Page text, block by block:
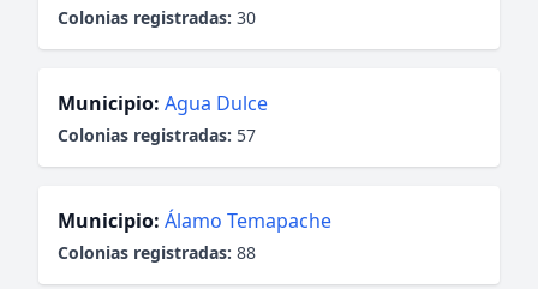
Colonias registradas: 30
Municipio: Agua Dulce
Colonias registradas: 57
Municipio: Álamo Temapache
Colonias registradas: 88